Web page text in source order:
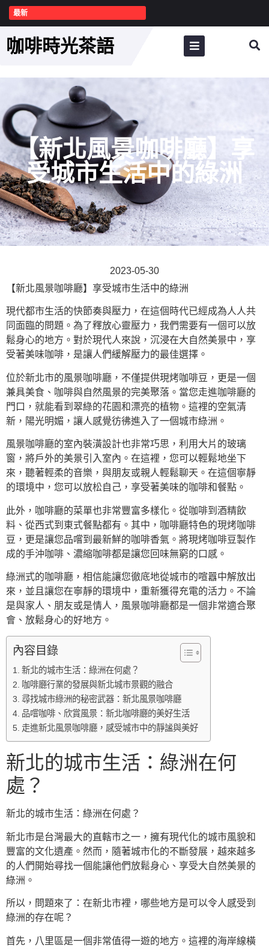
最新
咖啡時光茶語
【新北風景咖啡廳】享
受城市生活中的綠洲
2023-05-30
【新北風景咖啡廳】享受城市生活中的綠洲
現代都市生活的快節奏與壓力，在這個時代已經成為人人共
同面臨的問題。為了釋放心靈壓力，我們需要有一個可以放
鬆身心的地方。對於現代人來說，沉浸在大自然美景中，享
受著美味咖啡，是讓人們緩解壓力的最佳選擇。
位於新北市的風景咖啡廳，不僅提供現烤咖啡豆，更是一個
兼具美食、咖啡與自然風景的完美聚落。當您走進咖啡廳的
門口，就能看到翠綠的花園和漂亮的植物。這裡的空氣清
新，陽光明媚，讓人感覺彷彿進入了一個城市綠洲。
風景咖啡廳的室內裝潢設計也非常巧思，利用大片的玻璃
窗，將戶外的美景引入室內。在這裡，您可以輕鬆地坐下
來，聽著輕柔的音樂，與朋友或親人輕鬆聊天。在這個寧靜
的環境中，您可以放松自己，享受著美味的咖啡和餐點。
此外，咖啡廳的菜單也非常豐富多樣化。從咖啡到酒精飲
料、從西式到東式餐點都有。其中，咖啡廳特色的現烤咖啡
豆，更是讓您品嚐到最新鮮的咖啡香氣。將現烤咖啡豆製作
成的手沖咖啡、濃縮咖啡都是讓您回味無窮的口感。
綠洲式的咖啡廳，相信能讓您徹底地從城市的喧囂中解放出
來，並且讓您在寧靜的環境中，重新獲得充電的活力。不論
是與家人、朋友或是情人，風景咖啡廳都是一個非常適合聚
會、放鬆身心的好地方。
內容目錄
新北的城市生活：綠洲在何處？
咖啡廳行業的發展與新北城市景觀的融合
尋找城市綠洲的秘密武器：新北風景咖啡廳
品嚐咖啡、欣賞風景：新北咖啡廳的美好生活
走進新北風景咖啡廳，感受城市中的靜謐與美好
新北的城市生活：綠洲在何
處？
新北的城市生活：綠洲在何處？
新北市是台灣最大的直轄市之一，擁有現代化的城市風貌和
豐富的文化遺產。然而，隨著城市化的不斷發展，越來越多
的人們開始尋找一個能讓他們放鬆身心、享受大自然美景的
綠洲。
所以，問題來了：在新北市裡，哪些地方是可以令人感受到
綠洲的存在呢？
首先，八里區是一個非常值得一遊的地方。這裡的海岸線橫